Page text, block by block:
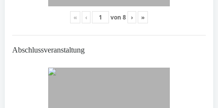
« ‹ von 8 › »
Abschlussveranstaltung